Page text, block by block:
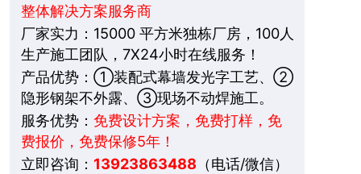
整体解决方案服务商
厂家实力：15000 平方米独栋厂房，100人
生产施工团队，7X24小时在线服务！
产品优势：①装配式幕墙发光字工艺、②
隐形钢架不外露、③现场不动焊施工。
服务优势： 免费设计方案，免费打样，免
费报价，免费保修5年！
立即咨询： 13923863488 （电话/微信）